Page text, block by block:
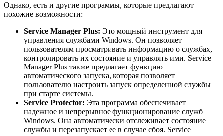
Однако, есть и другие программы, которые предлагают
похожие возможности:
Service Manager Plus: Это мощный инструмент для
управления службами Windows. Он позволяет
пользователям просматривать информацию о службах,
контролировать их состояние и управлять ими. Service
Manager Plus также предлагает функцию
автоматического запуска, которая позволяет
пользователю настроить запуск определенной службы
при старте системы.
Service Protector: Эта программа обеспечивает
надежное и непрерывное функционирование служб
Windows. Она автоматически отслеживает состояние
службы и перезапускает ее в случае сбоя. Service